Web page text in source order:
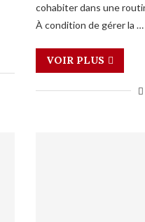
cohabiter dans une
À condition de gérer la …
VOIR PLUS